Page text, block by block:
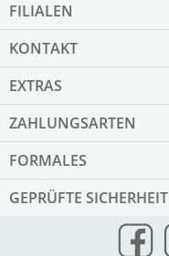
FILIALEN
KONTAKT
EXTRAS
ZAHLUNGSARTEN
FORMALES
GEPRÜFTE SICHERHEIT